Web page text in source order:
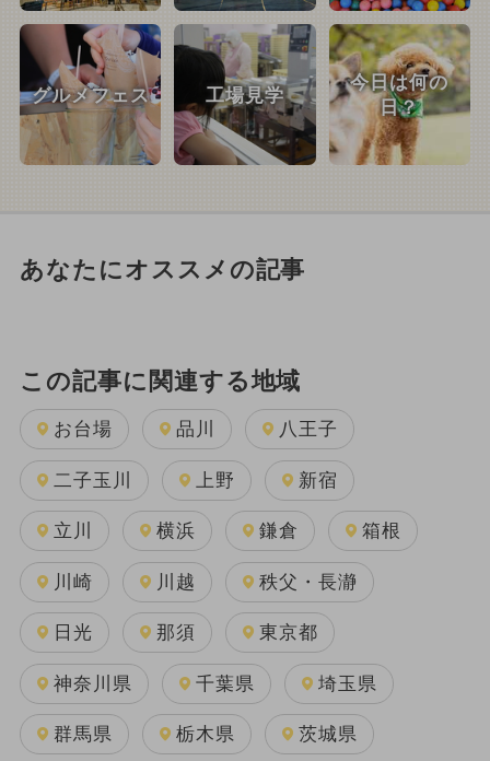
グルメフェス 工場見学
今日は何の
日？
あなたにオススメの記事
この記事に関連する地域
お台場 品川 八王子
二子玉川 上野 新宿
立川 横浜 鎌倉 箱根
川崎 川越 秩父・長瀞
日光 那須 東京都
神奈川県 千葉県 埼玉県
群馬県 栃木県 茨城県